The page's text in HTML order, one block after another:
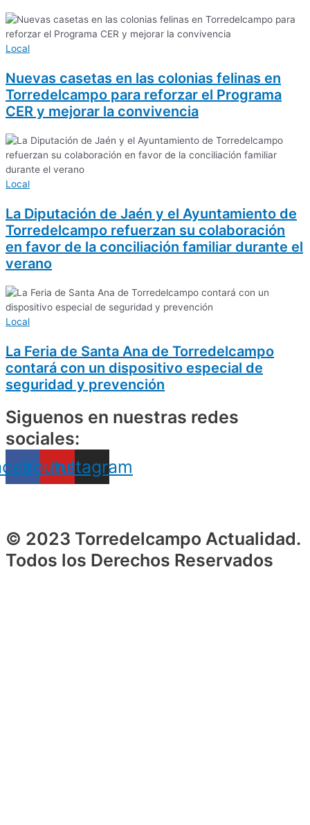
Local
Nuevas casetas en las colonias felinas en
Torredelcampo para reforzar el Programa
CER y mejorar la convivencia
Local
La Diputación de Jaén y el Ayuntamiento de
Torredelcampo refuerzan su colaboración
en favor de la conciliación familiar durante el
verano
Local
La Feria de Santa Ana de Torredelcampo
contará con un dispositivo especial de
seguridad y prevención
Siguenos en nuestras redes
sociales:
Youtube
Instagram
© 2023 Torredelcampo Actualidad.
Todos los Derechos Reservados